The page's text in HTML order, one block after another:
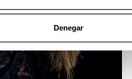
Denegar